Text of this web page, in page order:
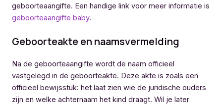
geboorteaangifte. Een handige link voor meer informatie is
geboorteaangifte baby.
Geboorteakte en naamsvermelding
Na de geboorteaangifte wordt de naam officieel
vastgelegd in de geboorteakte. Deze akte is zoals een
officieel bewijsstuk: het laat zien wie de juridische ouders
zijn en welke achternaam het kind draagt. Wil je later